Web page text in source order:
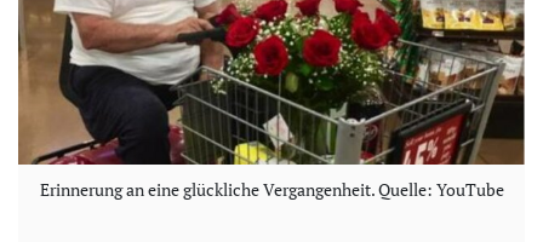
Erinnerung an eine glückliche Vergangenheit. Quelle: YouTube